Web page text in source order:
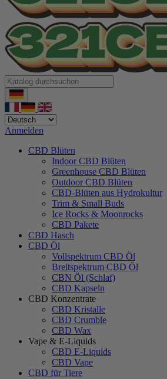
Anmelden
CBD Blüten
Indoor CBD Blüten
Greenhouse CBD Blüten
Outdoor CBD Blüten
CBD-Blüten aus Hydrokultur
Trim & Small Buds
Ice Rocks & Moonrocks
CBD Pakete
CBD Hasch
CBD Öl
Vollspektrum CBD Öl
Breitspektrum CBD Öl
CBN Öl (Schlaf)
CBD Kapseln
CBD Konzentrate
CBD Kristalle
CBD Crumble
CBD Wax
Vape & E-Liquids
CBD E-Liquids
CBD Vape
CBD für Tiere